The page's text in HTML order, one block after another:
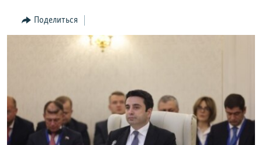
КУЛЬТУРА
Հայերեն
English
Русский
Поделиться